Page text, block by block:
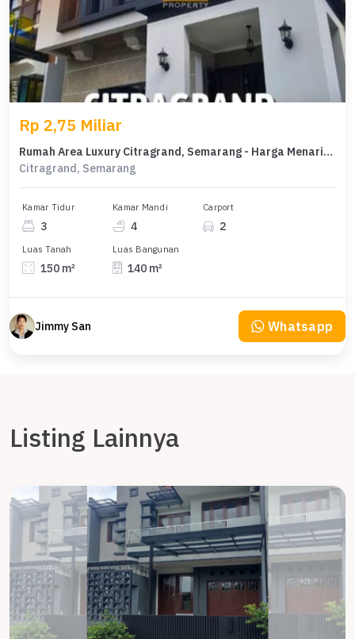
Rp 2,75 Miliar
Rumah Area Luxury Citragrand, Semarang - Harga Menarik 2,75 Miliar
Citragrand, Semarang
Kamar Tidur
3
Kamar Mandi
4
Carport
2
Luas Tanah
150 m²
Luas Bangunan
140 m²
Jimmy San Whatsapp
Listing Lainnya